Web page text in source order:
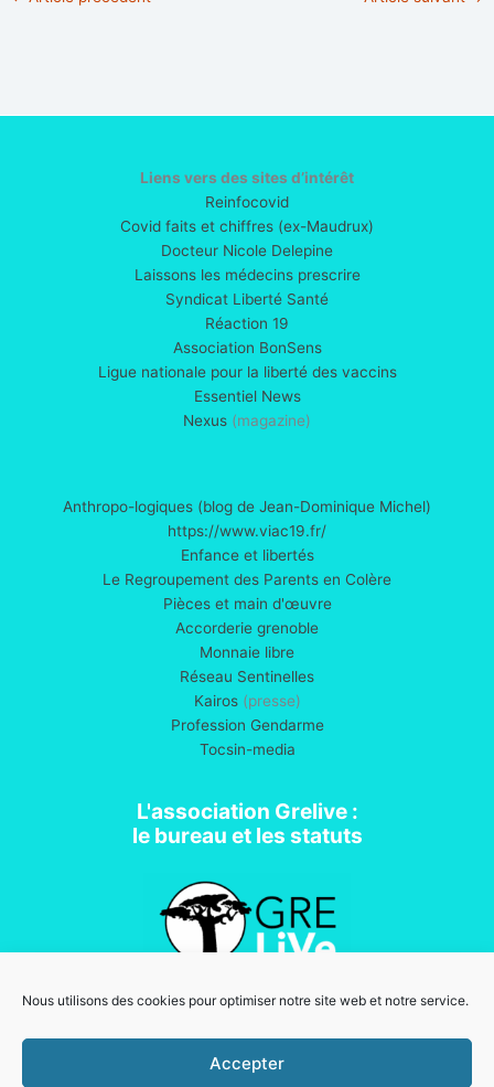
Nous utilisons des cookies pour optimiser notre site web et notre service.
Accepter
Liens vers des sites d’intérêt
Reinfocovid
Covid faits et chiffres (ex-Maudrux)
Docteur Nicole Delepine
Laissons les médecins prescrire
Syndicat Liberté Santé
Réaction 19
Association BonSens
Ligue nationale pour la liberté des vaccins
Essentiel News
Nexus (magazine)
Anthropo-logiques (blog de Jean-Dominique Michel)
https://www.viac19.fr/
Enfance et libertés
Le Regroupement des Parents en Colère
Pièces et main d'œuvre
Accorderie grenoble
Monnaie libre
Réseau Sentinelles
Kairos(presse)
Profession Gendarme
Tocsin-media
L'association Grelive :
le bureau et les statuts
Association loi 1901